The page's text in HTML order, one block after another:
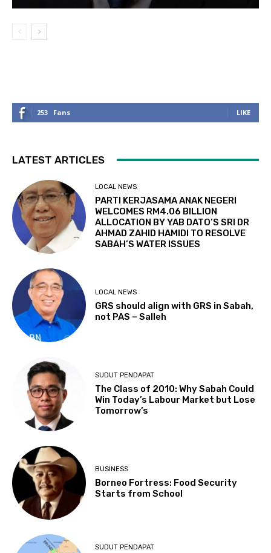
253 Fans LIKE
LATEST ARTICLES
LOCAL NEWS
PARTI KERJASAMA ANAK NEGERI
WELCOMES RM4.06 BILLION
ALLOCATION BY YAB DATO’S SRI DR
AHMAD ZAHID HAMIDI TO RESOLVE
SABAH’S WATER ISSUES
LOCAL NEWS
GRS should align with GRS in Sabah,
not PAS – Salleh
SUDUT PENDAPAT
The Class of 2010: Why Sabah Could
Win Today’s Labour Market but Lose
Tomorrow’s
BUSINESS
Borneo Fortress: Food Security
Starts from School
SUDUT PENDAPAT